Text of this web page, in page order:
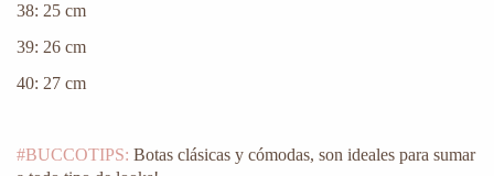
38: 25 cm
39: 26 cm
40: 27 cm
#BUCCOTIPS: Botas clásicas y cómodas, son ideales para sumar